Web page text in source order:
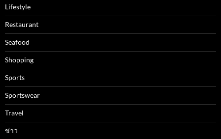
Lifestyle
Restaurant
Seafood
Shopping
Sports
Sportswear
Travel
ข่าว